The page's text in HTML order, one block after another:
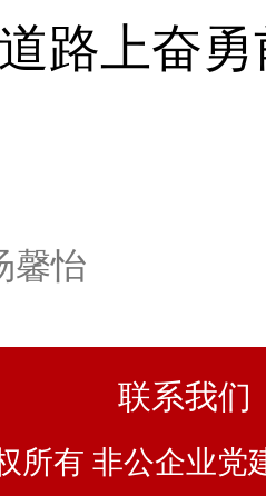
路上奋
馨怡
联系我们
所有 非公企业党